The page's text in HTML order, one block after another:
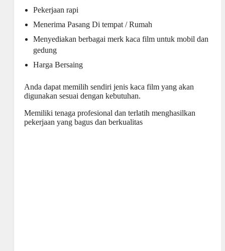
Pekerjaan rapi
Menerima Pasang Di tempat / Rumah
Menyediakan berbagai merk kaca film untuk mobil dan
gedung
Harga Bersaing
Anda dapat memilih sendiri jenis kaca film yang akan
digunakan sesuai dengan kebutuhan.
Memiliki tenaga profesional dan terlatih menghasilkan
pekerjaan yang bagus dan berkualitas